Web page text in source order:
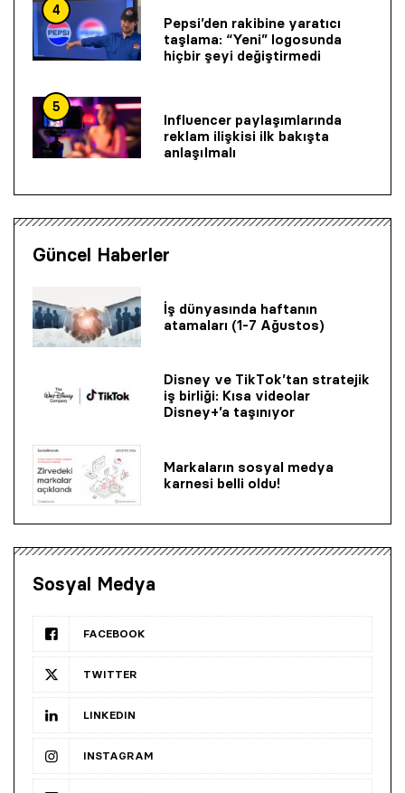
4
Pepsi’den rakibine yaratıcı
taşlama: “Yeni” logosunda
hiçbir şeyi değiştirmedi
5
Influencer paylaşımlarında
reklam ilişkisi ilk bakışta
anlaşılmalı
Güncel Haberler
İş dünyasında haftanın
atamaları (1-7 Ağustos)
Disney ve TikTok’tan stratejik
iş birliği: Kısa videolar
Disney+’a taşınıyor
Markaların sosyal medya
karnesi belli oldu!
Sosyal Medya
FACEBOOK
TWITTER
LINKEDIN
INSTAGRAM